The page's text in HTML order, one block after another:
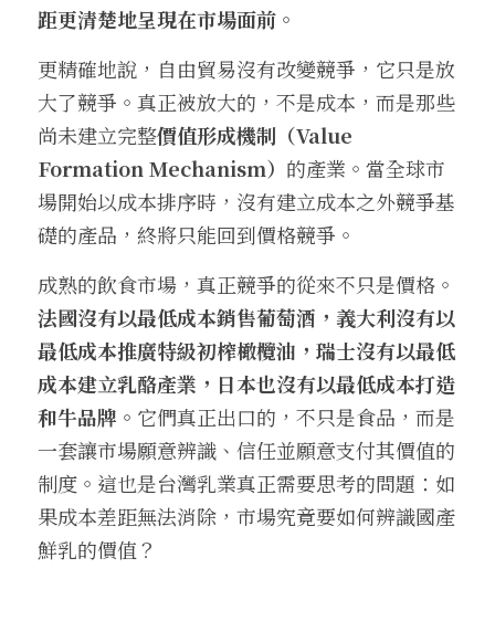
距更清楚地呈現在市場面前。
更精確地說，自由貿易沒有改變競爭，它只是放
大了競爭。真正被放大的，不是成本，而是那些
尚未建立完整價值形成機制（Value
Formation Mechanism） 的產業。當全球市
場開始以成本排序時，沒有建立成本之外競爭基
礎的產品，終將只能回到價格競爭。
成熟的飲食市場，真正競爭的從來不只是價格。
法國沒有以最低成本銷售葡萄酒，義大利沒有以
最低成本推廣特級初榨橄欖油，瑞士沒有以最低
成本建立乳酪產業，日本也沒有以最低成本打造
和牛品牌。 它們真正出口的，不只是食品，而是
一套讓市場願意辨識、信任並願意支付其價值的
制度。這也是台灣乳業真正需要思考的問題：如
果成本差距無法消除，市場究竟要如何辨識國產
鮮乳的價值？